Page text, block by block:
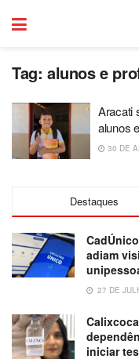
Tag: alunos e
Aracati
alunos
30 DE
Destaques
adiam
27 DE
iniciar